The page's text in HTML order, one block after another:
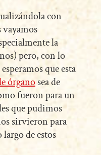
con
vayamos
la
pero, con lo
que esta
órganosea de
fueron para un
que pudimos
sirvieron para
de estos